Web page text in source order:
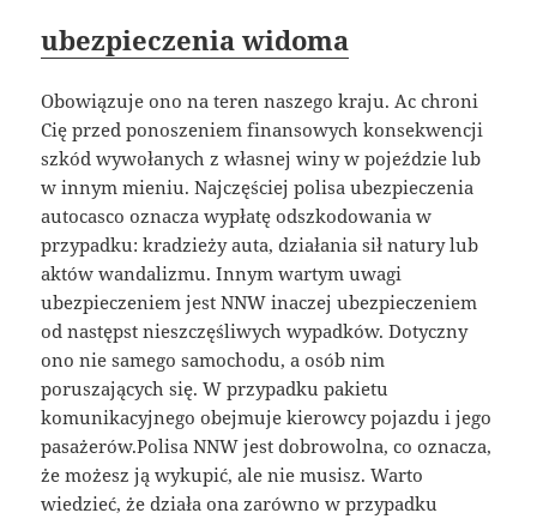
ubezpieczenia widoma
Obowiązuje ono na teren naszego kraju. Ac chroni
Cię przed ponoszeniem finansowych konsekwencji
szkód wywołanych z własnej winy w pojeździe lub
w innym mieniu. Najczęściej polisa ubezpieczenia
autocasco oznacza wypłatę odszkodowania w
przypadku: kradzieży auta, działania sił natury lub
aktów wandalizmu. Innym wartym uwagi
ubezpieczeniem jest NNW inaczej ubezpieczeniem
od następst nieszczęśliwych wypadków. Dotyczny
ono nie samego samochodu, a osób nim
poruszających się. W przypadku pakietu
komunikacyjnego obejmuje kierowcy pojazdu i jego
pasażerów.Polisa NNW jest dobrowolna, co oznacza,
że możesz ją wykupić, ale nie musisz. Warto
wiedzieć, że działa ona zarówno w przypadku